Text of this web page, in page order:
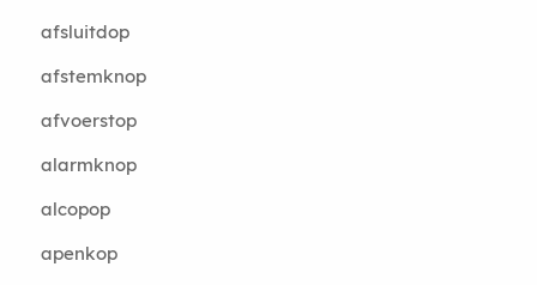
afsluitdop
afstemknop
afvoerstop
alarmknop
alcopop
apenkop